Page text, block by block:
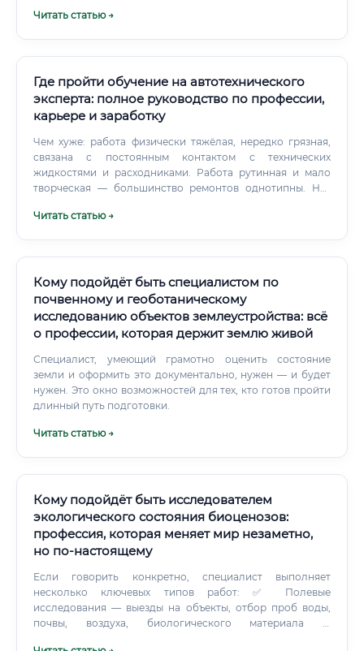
Читать статью →
Где пройти обучение на автотехнического
эксперта: полное руководство по профессии,
карьере и заработку
Чем хуже: работа физически тяжёлая, нередко грязная,
связана с постоянным контактом с технических
жидкостями и расходниками. Работа рутинная и мало
творческая — большинство ремонтов однотипны. Нет
Читать статью →
Кому подойдёт быть специалистом по
почвенному и геоботаническому
исследованию объектов землеустройства: всё
о профессии, которая держит землю живой
Специалист, умеющий грамотно оценить состояние
земли и оформить это документально, нужен — и будет
нужен. Это окно возможностей для тех, кто готов пройти
длинный путь подготовки.
Читать статью →
Кому подойдёт быть исследователем
экологического состояния биоценозов:
профессия, которая меняет мир незаметно,
но по-настоящему
Если говорить конкретно, специалист выполняет
несколько ключевых типов работ: ✅ Полевые
исследования — выезды на объекты, отбор проб воды,
почвы, воздуха, биологического материала ✅